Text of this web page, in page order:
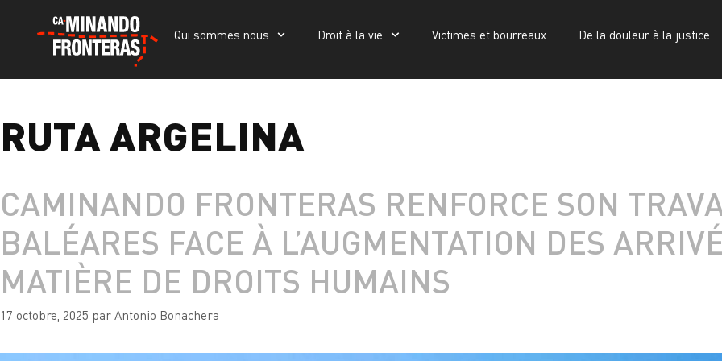
Qui sommes nous Droit à la vie Victimes et bourreaux De la douleur à la justice
Qui sommes nous
RUTA ARGELINA
CAMINANDO FRONTERAS RENFORCE SON
BALÉARES FACE À L’AUGMENTATION DES
MATIÈRE DE DROITS HUMAINS
17 octobre, 2025 par Antonio Bonachera